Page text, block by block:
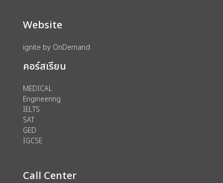
Website
ignite by OnDemand
คอร์สเรียน
MEDICAL
Engineering
IELTS
SAT
GED
IGCSE
Call Center